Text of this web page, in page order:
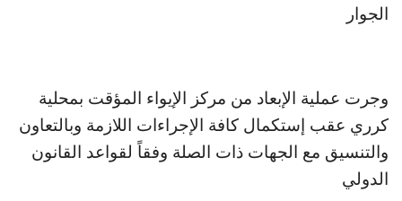
الجوار
وجرت عملية الإبعاد من مركز الإيواء المؤقت بمحلية
كرري عقب إستكمال كافة الإجراءات اللازمة وبالتعاون
والتنسيق مع الجهات ذات الصلة وفقاً لقواعد القانون
الدولي